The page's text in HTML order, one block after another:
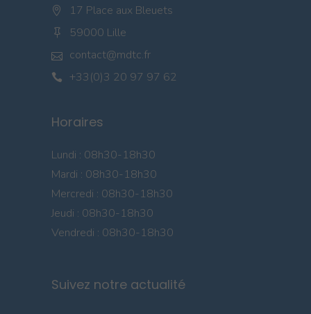
17 Place aux Bleuets
59000 Lille
contact@mdtc.fr
+33(0)3 20 97 97 62
Horaires
Lundi : 08h30-18h30
Mardi : 08h30-18h30
Mercredi : 08h30-18h30
Jeudi : 08h30-18h30
Vendredi : 08h30-18h30
Suivez notre actualité